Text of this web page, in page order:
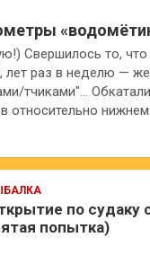
Свершилось то,
лет раз в неделю —
тчиками"…
относительно
по судаку
попытка)